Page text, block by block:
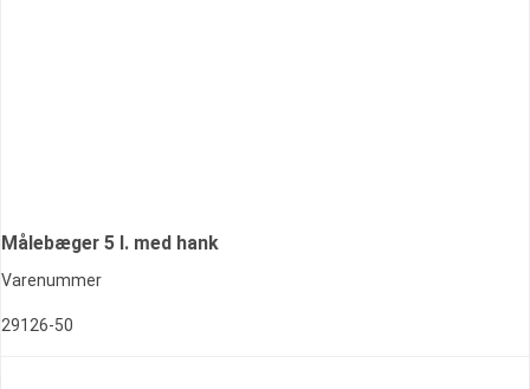
Målebæger 5 l. med hank
Varenummer
29126-50